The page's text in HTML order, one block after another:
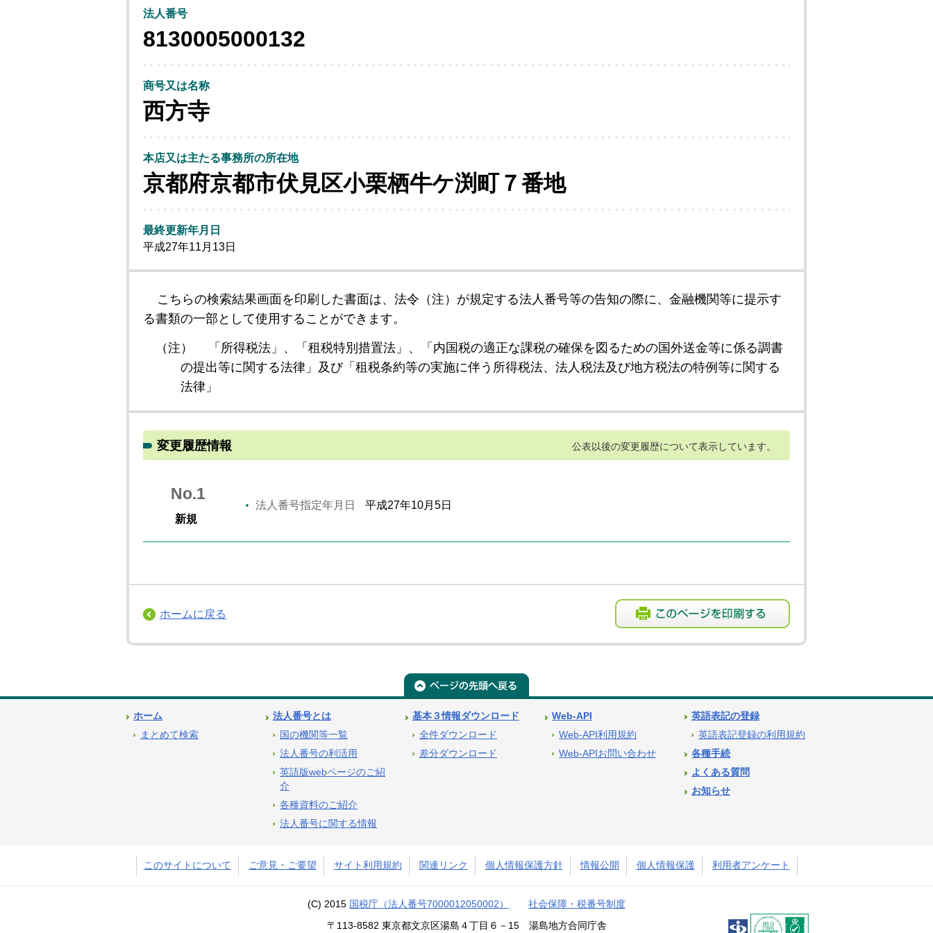
法人番号
8130005000132
商号又は名称
西方寺
本店又は主たる事務所の所在地
京都府京都市伏見区小栗栖牛ケ渕町７番地
最終更新年月日
平成27年11月13日
こちらの検索結果画面を印刷した書面は、法令（注）が規定する法人番号等の告知の際に、金融機関等に提示す
る書類の一部として使用することができます。
（注）
「所得税法」、「租税特別措置法」、「内国税の適正な課税の確保を図るための国外送金等に係る調書
の提出等に関する法律」及び「租税条約等の実施に伴う所得税法、法人税法及び地方税法の特例等に関する
法律」
変更履歴情報 公表以後の変更履歴について表示しています。
No.1
新規
法人番号指定年月日 平成27年10月5日
ホームに戻る
ホーム
まとめて検索
法人番号とは
国の機関等一覧
法人番号の利活用
英語版webページのご紹
介
各種資料のご紹介
法人番号に関する情報
基本３情報ダウンロード
全件ダウンロード
差分ダウンロード
Web-API
Web-API利用規約
Web-APIお問い合わせ
英語表記の登録
英語表記登録の利用規約
各種手続
よくある質問
お知らせ
このサイトについて ご意見・ご要望 サイト利用規約 関連リンク 個人情報保護方針 情報公開 個人情報保護 利用者アンケート
(C) 2015 国税庁（法人番号7000012050002） 社会保障・税番号制度
〒113-8582 東京都文京区湯島４丁目６－15 湯島地方合同庁舎